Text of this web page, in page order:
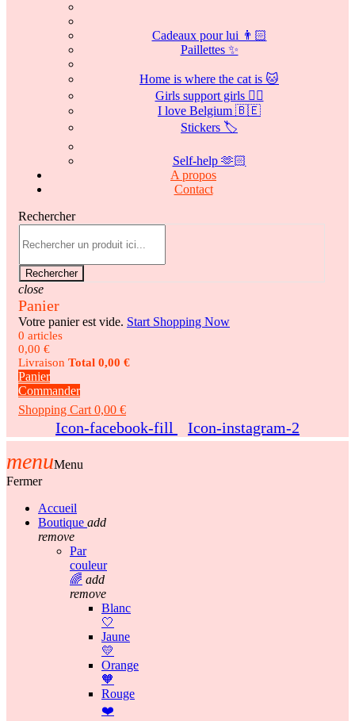
Cadeaux pour lui 👨🏻
Paillettes ✨
Home is where the cat is 🐱
Girls support girls 👯‍♀️
I love Belgium 🇧🇪
Stickers 🏷️
Self-help 🫶🏻
A propos
Contact
Rechercher
Rechercher
close
Panier
Votre panier est vide. Start Shopping Now
0 articles
0,00 €
Livraison Total 0,00 €
Panier
Commander
Shopping Cart 0,00 €
Icon-facebook-fill Icon-instagram-2
menuMenu
Fermer
Accueil
Boutique add
remove
Par
couleur
🌈 add
remove
Blanc
🤍
Jaune
💛
Orange
🧡
Rouge
❤️